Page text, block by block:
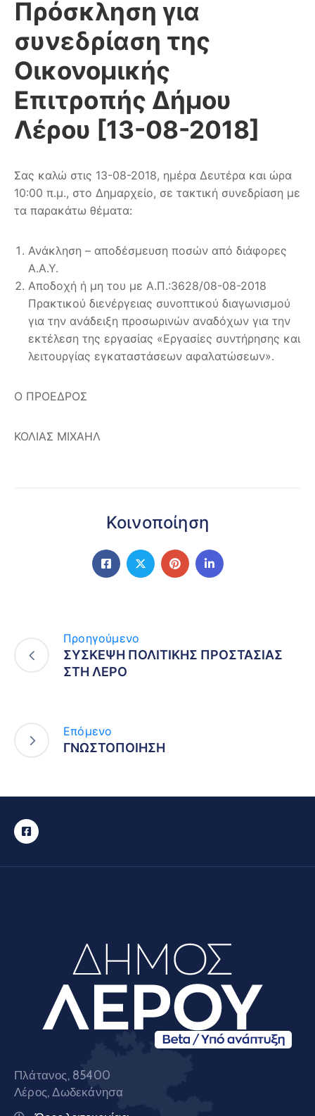
Πρόσκληση για
συνεδρίαση της
Οικονομικής
Επιτροπής Δήμου
Λέρου [13-08-2018]
Σας καλώ στις 13-08-2018, ημέρα Δευτέρα και ώρα
10:00 π.μ., στο Δημαρχείο, σε τακτική συνεδρίαση με
τα παρακάτω θέματα:
Ανάκληση – αποδέσμευση ποσών από διάφορες
Α.Α.Υ.
Αποδοχή ή μη του με Α.Π.:3628/08-08-2018
Πρακτικού διενέργειας συνοπτικού διαγωνισμού
για την ανάδειξη προσωρινών αναδόχων για την
εκτέλεση της εργασίας «Εργασίες συντήρησης και
λειτουργίας εγκαταστάσεων αφαλατώσεων».
Ο ΠΡΟΕΔΡΟΣ
ΚΟΛΙΑΣ ΜΙΧΑΗΛ
Κοινοποίηση
Προηγούμενο
ΣΥΣΚΕΨΗ ΠΟΛΙΤΙΚΗΣ ΠΡΟΣΤΑΣΙΑΣ
ΣΤΗ ΛΕΡΟ
Επόμενο
ΓΝΩΣΤΟΠΟΙΗΣΗ
Πλάτανος, 85400
Λέρος, Δωδεκάνησα